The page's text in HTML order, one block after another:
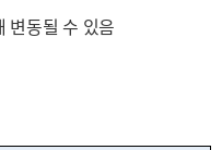
변동될 수 있음